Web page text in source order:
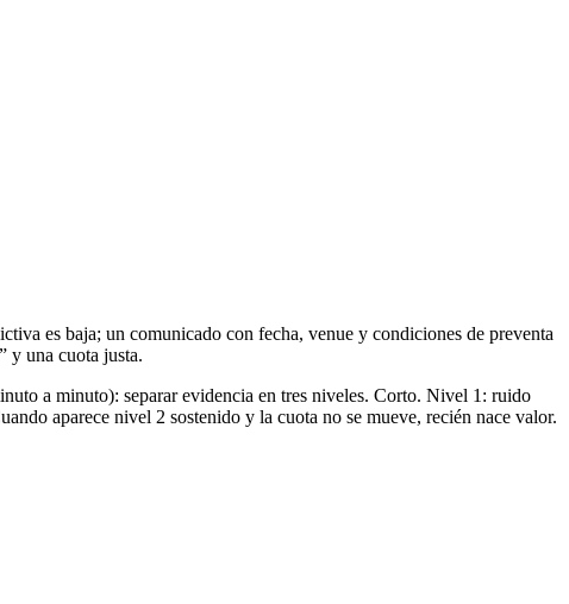
es baja; un comunicado con fecha, venue y condiciones de preventa
y una cuota justa.
a minuto): separar evidencia en tres niveles. Corto. Nivel 1: ruido
aparece nivel 2 sostenido y la cuota no se mueve, recién nace valor.